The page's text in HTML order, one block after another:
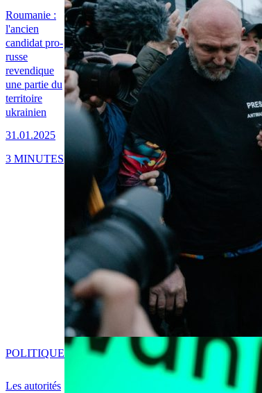
Roumanie :
l'ancien
candidat pro-
russe
revendique
une partie du
territoire
ukrainien
31.01.2025
3 MINUTES
Les autorités
POLITIQUE